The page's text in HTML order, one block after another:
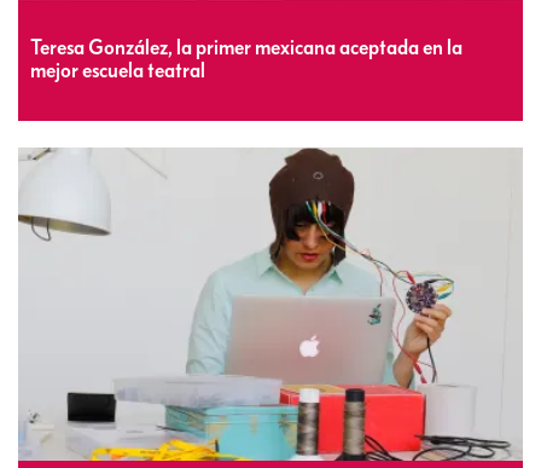
Teresa González, la primer mexicana aceptada en la
mejor escuela teatral